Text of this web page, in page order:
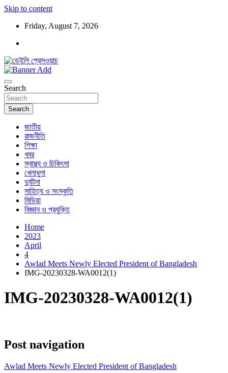
Skip to content
Friday, August 7, 2026
ডেইলি প্রেসওয়াচ
Search
Search
জাতীয়
রাজনীতি
শিক্ষা
খবর
স্বাস্থ্য ও চিকিৎসা
খেলাধুলা
দুর্ঘটনা
সাহিত্য ও সংস্কৃতি
মিডিয়া
বিজ্ঞান ও প্রযুক্তি
Home
2023
April
4
Awlad Meets Newly Elected President of Bangladesh
IMG-20230328-WA0012(1)
IMG-20230328-WA0012(1)
Post navigation
Awlad Meets Newly Elected President of Bangladesh